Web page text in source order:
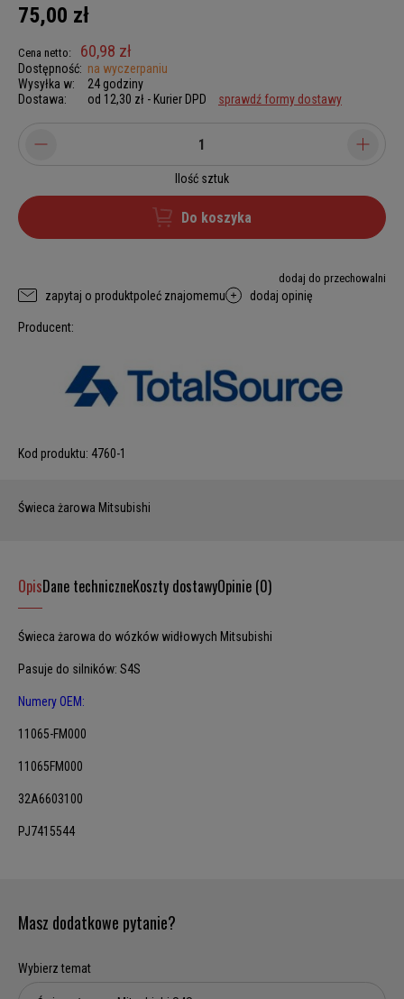
75,00 zł
Cena netto: 60,98 zł
Dostępność: na wyczerpaniu
Wysyłka w:
24 godziny
Dostawa:
od 12,30 zł - Kurier DPD sprawdź formy dostawy
Ilość sztuk
Do koszyka
dodaj do przechowalni
zapytaj o produktpoleć znajomemu dodaj opinię
Producent:
Kod produktu: 4760-1
Świeca żarowa Mitsubishi
OpisDane techniczneKoszty dostawyOpinie (0)
Świeca żarowa do wózków widłowych Mitsubishi
Pasuje do silników: S4S
Numery OEM:
11065-FM000
11065FM000
32A6603100
PJ7415544
Masz dodatkowe pytanie?